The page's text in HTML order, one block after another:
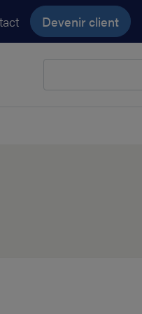
Devenir client